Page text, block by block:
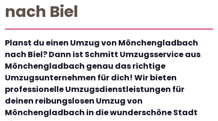
nach Biel
Planst du einen Umzug von Mönchengladbach
nach Biel? Dann ist Schmitt Umzugsservice aus
Mönchengladbach genau das richtige
Umzugsunternehmen für dich! Wir bieten
professionelle Umzugsdienstleistungen für
deinen reibungslosen Umzug von
Mönchengladbach in die wunderschöne Stadt